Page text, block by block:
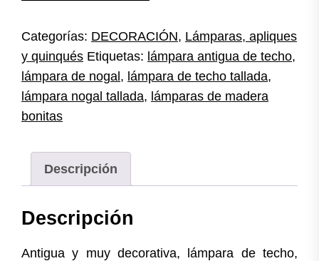
cantidad
Categorías: DECORACIÓN, Lámparas, apliques
y quinqués Etiquetas: lámpara antigua de techo,
lámpara de nogal, lámpara de techo tallada,
lámpara nogal tallada, lámparas de madera
bonitas
Descripción
Descripción
Antigua y muy decorativa, lámpara de techo,